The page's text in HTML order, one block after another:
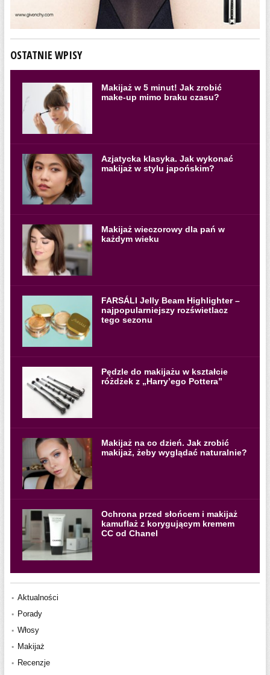
OSTATNIE WPISY
Makijaż w 5 minut! Jak zrobić
make-up mimo braku czasu?
Azjatycka klasyka. Jak wykonać
makijaż w stylu japońskim?
Makijaż wieczorowy dla pań w
każdym wieku
FARSÁLI Jelly Beam Highlighter –
najpopularniejszy rozświetlacz
tego sezonu
Pędzle do makijażu w kształcie
różdżek z „Harry’ego Pottera”
Makijaż na co dzień. Jak zrobić
makijaż, żeby wyglądać naturalnie?
Ochrona przed słońcem i makijaż
kamuflaż z korygującym kremem
CC od Chanel
Aktualności
Porady
Włosy
Makijaż
Recenzje